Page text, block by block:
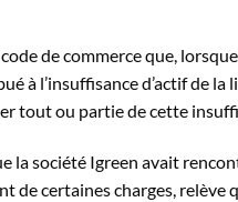
de commerce que,
à l’insuffisance d’actif de
tout ou partie de cette
la société Igreen avait
de certaines charges, relève